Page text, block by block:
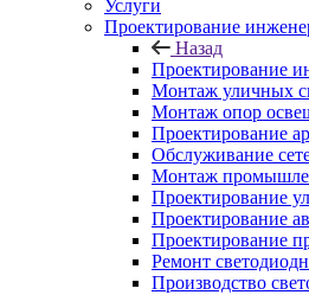
Услуги
Проектирование
Назад
Проектирование
Монтаж уличных
Монтаж опор
Проектирование
Обслуживание
Монтаж
Проектирование
Проектирование
Проектирование
Ремонт
Производство